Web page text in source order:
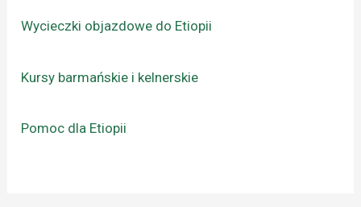
Wycieczki objazdowe do Etiopii
Kursy barmańskie i kelnerskie
Pomoc dla Etiopii